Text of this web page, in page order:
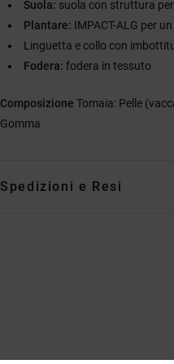
Suola: suola con struttura
Plantare: IMPACT-ALG per
Linguetta e collo con
Fodera: fodera in tessuto
ComposizioneTomaia: Pelle
Gomma
Spedizioni e Resi